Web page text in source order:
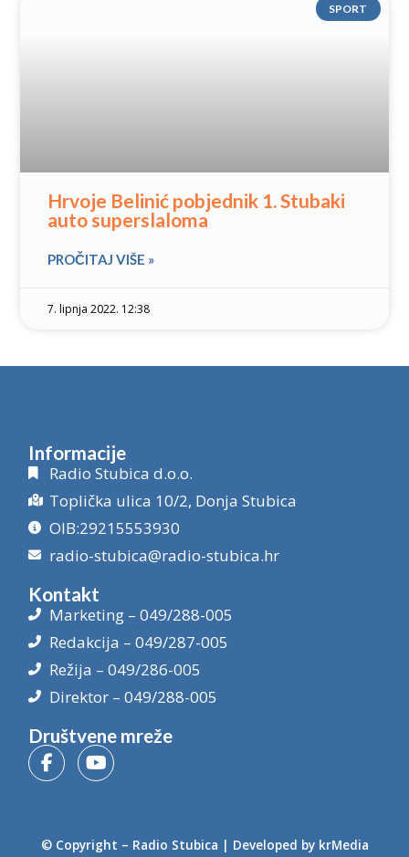
SPORT
Hrvoje Belinić pobjednik 1. Stubaki
auto superslaloma
PROČITAJ VIŠE »
7. lipnja 2022. 12:38
Informacije
Radio Stubica d.o.o.
Toplička ulica 10/2, Donja Stubica
OIB:29215553930
radio-stubica@radio-stubica.hr
Kontakt
Marketing – 049/288-005
Redakcija – 049/287-005
Režija – 049/286-005
Direktor – 049/288-005
Društvene mreže
© Copyright – Radio Stubica | Developed by krMedia